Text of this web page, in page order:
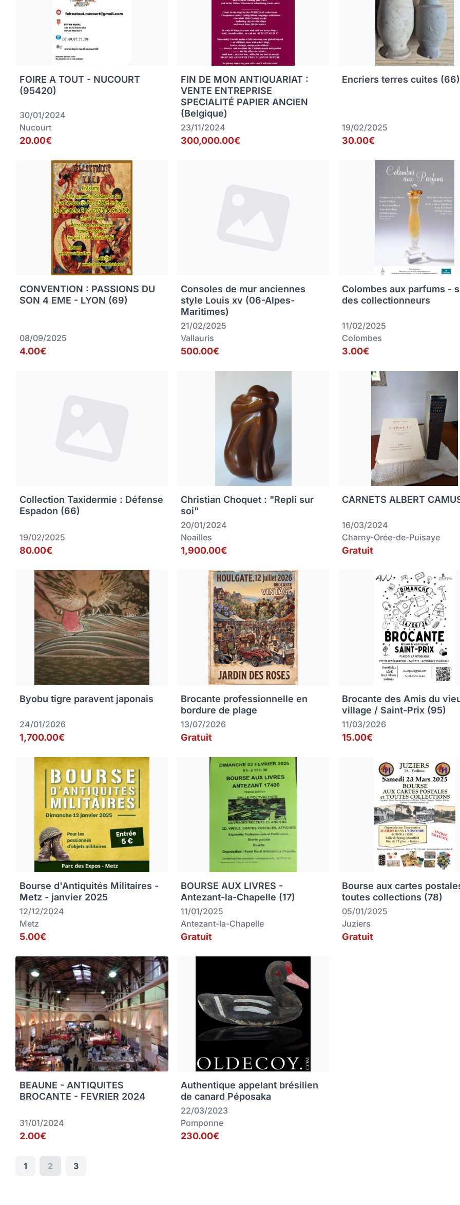
FOIRE A TOUT - NUCOURT
(95420)
30/01/2024
Nucourt
20.00€
FIN DE MON ANTIQUARIAT :
VENTE ENTREPRISE
SPECIALITÉ PAPIER ANCIEN
(Belgique)
23/11/2024
300,000.00€
Encriers terres cuites (66)
19/02/2025
30.00€
CONVENTION : PASSIONS DU
SON 4 EME - LYON (69)
08/09/2025
4.00€
Consoles de mur anciennes
style Louis xv (06-Alpes-
Maritimes)
21/02/2025
Vallauris
500.00€
Colombes aux parfums -
des collectionneurs
11/02/2025
Colombes
3.00€
Collection Taxidermie : Défense
Espadon (66)
19/02/2025
80.00€
Christian Choquet : "Repli sur
soi"
20/01/2024
Noailles
1,900.00€
CARNETS ALBERT
16/03/2024
Charny-Orée-de-Puisaye
Gratuit
Byobu tigre paravent japonais
24/01/2026
1,700.00€
Brocante professionnelle en
bordure de plage
13/07/2026
Gratuit
Brocante des Amis du
village / Saint-Prix (95)
11/03/2026
15.00€
Bourse d'Antiquités Militaires -
Metz - janvier 2025
12/12/2024
Metz
5.00€
BOURSE AUX LIVRES -
Antezant-la-Chapelle (17)
11/01/2025
Antezant-la-Chapelle
Gratuit
Bourse aux cartes
toutes collections (78)
05/01/2025
Juziers
Gratuit
BEAUNE - ANTIQUITES
BROCANTE - FEVRIER 2024
31/01/2024
2.00€
Authentique appelant brésilien
de canard Péposaka
22/03/2023
Pomponne
230.00€
1 2 3